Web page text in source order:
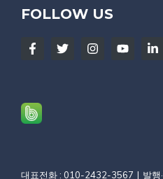
FOLLOW US
대표전화 : 010-2432-3567 발행